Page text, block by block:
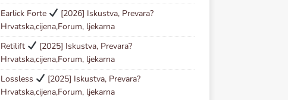
Earlick Forte
[2026] Iskustva, Prevara?
Hrvatska,cijena,Forum, ljekarna
Retilift
[2025] Iskustva, Prevara?
Hrvatska,cijena,Forum, ljekarna
Lossless
[2025] Iskustva, Prevara?
Hrvatska,cijena,Forum, ljekarna